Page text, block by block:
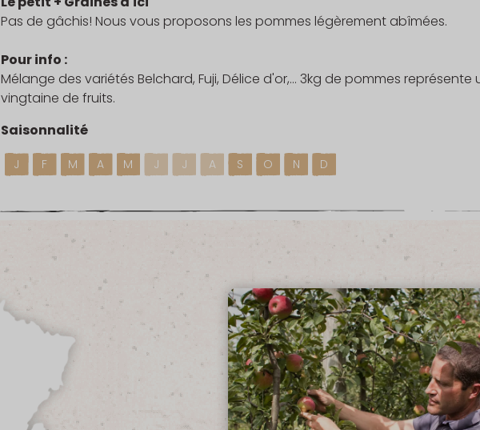
Pas de gâchis! Nous vous proposons les pommes légèrement abîmées.
Pour info :
Mélange des variétés Belchard, Fuji, Délice d'or,... 3kg de pommes représente
vingtaine de fruits.
Saisonnalité
J F M A M J J A S O N D